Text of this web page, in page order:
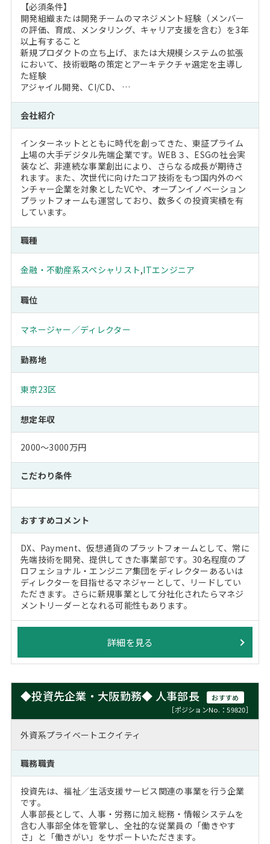
【必須条件】
開発組織または開発チームのマネジメント経験（メンバー
の評価、育成、メンタリング、キャリア支援を含む）を3年
以上有すること
新規プロダクトの立ち上げ、または大規模システムの拡張
において、技術戦略の策定とアーキテクチャ選定を主導し
た経験
アジャイル開発、CI/CD、 …
会社紹介
インターネットとともに時代を創ってきた、東証プライム
上場の大手デジタル先端企業です。WEB３、ESGの社会実
装など、非連続な事業創出により、さらなる成長が期待さ
れます。また、次世代に向けたコア技術をもつ国内外のベ
ンチャー企業を対象としたVCや、オープンイノベーション
プラットフォームも運営しており、数多くの投資実績を有
しています。
職種
金融・不動産系スペシャリスト,ITエンジニア
職位
マネージャー／ディレクター
勤務地
東京23区
想定年収
2000～3000万円
こだわり条件
おすすめコメント
DX、Payment、仮想通貨のプラットフォームとして、常に
先端技術を開発、提供してきた事業部です。30名程度のプ
ロフェショナル・エンジニア集団をディレクターあるいは
ディレクターを目指せるマネジャーとして、リードしてい
ただきます。さらに新規事業として分社化されたらマネジ
メントリーダーとなれる可能性もあります。
詳細を見る
◆投資先企業・大阪勤務◆ 人事部長
おすすめ
［ポジションNo.：59820］
外資系プライベートエクイティ
職務職責
投資先は、福祉／生活支援サービス関連の事業を行う企業
です。
人事部長として、人事・労務に加え総務・情報システムを
含む人事部全体を管掌し、全社的な従業員の「働きやす
さ」と「働きがい」をサポートいただきます。